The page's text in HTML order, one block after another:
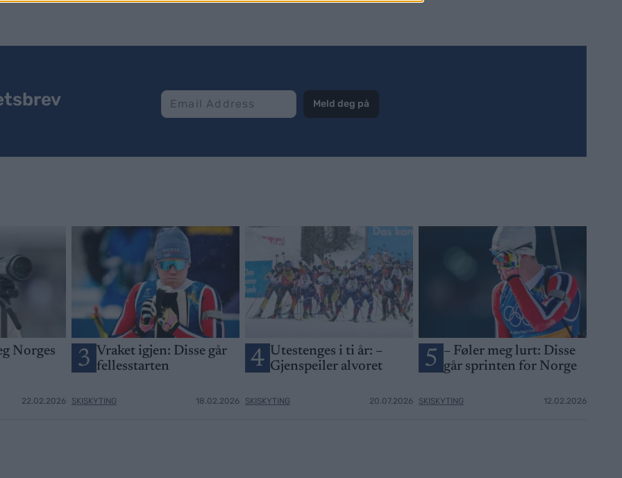
Meld deg på
Norges
22.02.2026
3 Vraket igjen: Disse går
fellesstarten
SKISKYTING 18.02.2026
4 Utestenges i ti år: –
Gjenspeiler alvoret
SKISKYTING 20.07.2026
5 – Føler meg lurt: Disse
går sprinten for Norge
SKISKYTING 12.02.2026